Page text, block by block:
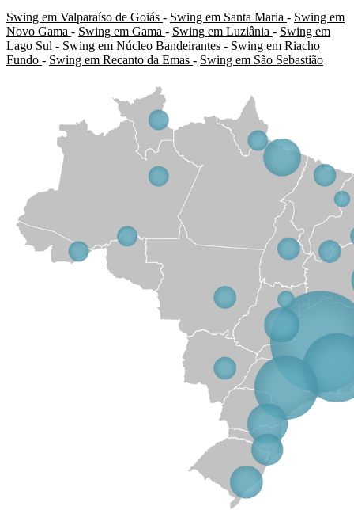
Swing em Valparaíso de Goiás - Swing em Santa Maria - Swing em
Novo Gama - Swing em Gama - Swing em Luziânia - Swing em
Lago Sul - Swing em Núcleo Bandeirantes - Swing em Riacho
Fundo - Swing em Recanto da Emas - Swing em São Sebastião